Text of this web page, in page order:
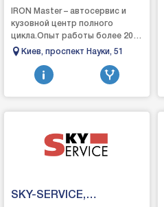
IRON Master – автосервис и
кузовной центр полного
цикла.Опыт работы более 20
лет.СТО с доступными ценами,
опытными мастерами.-а...
Киев, проспект Науки, 51
SKY-SERVICE,